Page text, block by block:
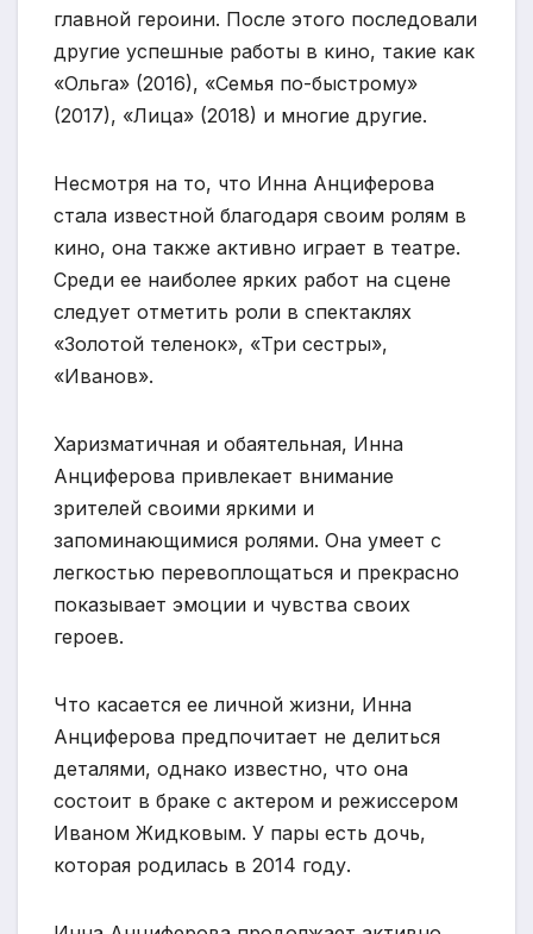
главной героини. После этого последовали
другие успешные работы в кино, такие как
«Ольга» (2016), «Семья по-быстрому»
(2017), «Лица» (2018) и многие другие.
Несмотря на то, что Инна Анциферова
стала известной благодаря своим ролям в
кино, она также активно играет в театре.
Среди ее наиболее ярких работ на сцене
следует отметить роли в спектаклях
«Золотой теленок», «Три сестры»,
«Иванов».
Харизматичная и обаятельная, Инна
Анциферова привлекает внимание
зрителей своими яркими и
запоминающимися ролями. Она умеет с
легкостью перевоплощаться и прекрасно
показывает эмоции и чувства своих
героев.
Что касается ее личной жизни, Инна
Анциферова предпочитает не делиться
деталями, однако известно, что она
состоит в браке с актером и режиссером
Иваном Жидковым. У пары есть дочь,
которая родилась в 2014 году.